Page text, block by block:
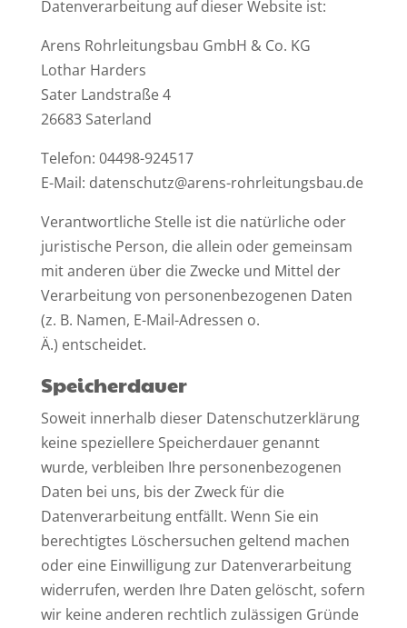
Datenverarbeitung auf dieser Website ist:
Arens Rohrleitungsbau GmbH & Co. KG
Lothar Harders
Sater Landstraße 4
26683 Saterland
Telefon: 04498-924517
E-Mail: datenschutz@arens-rohrleitungsbau.de
Verantwortliche Stelle ist die natürliche oder
juristische Person, die allein oder gemeinsam
mit anderen über die Zwecke und Mittel der
Verarbeitung von personenbezogenen Daten
(z. B. Namen, E-Mail-Adressen o.
Ä.) entscheidet.
Speicherdauer
Soweit innerhalb dieser Datenschutzerklärung
keine speziellere Speicherdauer genannt
wurde, verbleiben Ihre personenbezogenen
Daten bei uns, bis der Zweck für die
Datenverarbeitung entfällt. Wenn Sie ein
berechtigtes Löschersuchen geltend machen
oder eine Einwilligung zur Datenverarbeitung
widerrufen, werden Ihre Daten gelöscht, sofern
wir keine anderen rechtlich zulässigen Gründe